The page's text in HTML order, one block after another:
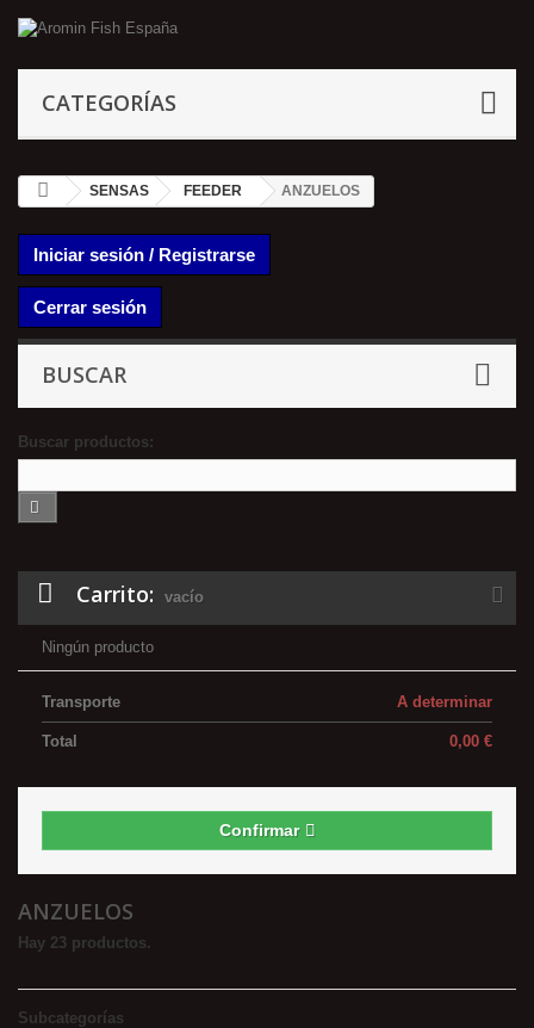
CATEGORÍAS
SENSAS FEEDER ANZUELOS
Iniciar sesión / Registrarse
Cerrar sesión
BUSCAR
Buscar productos:
Carrito: vacío
Ningún producto
A determinar
Transporte
0,00 €
Total
Confirmar
ANZUELOS
Hay 23 productos.
Subcategorías